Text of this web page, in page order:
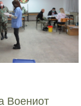
Воениот